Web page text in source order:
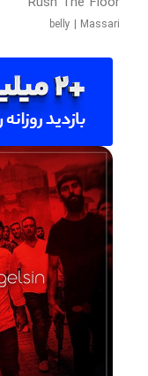
belly | Massari